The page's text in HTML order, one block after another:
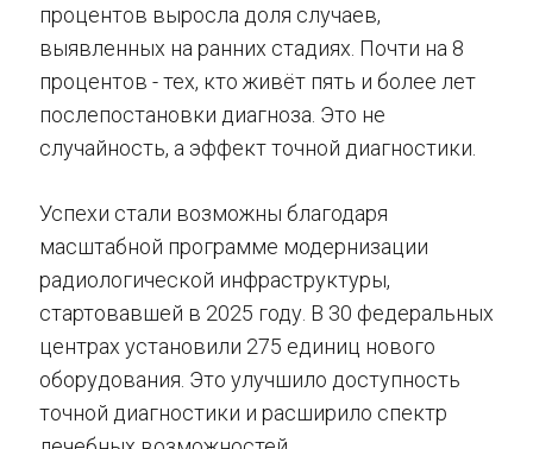
процентов выросла доля случаев,
выявленных на ранних стадиях. Почти на 8
процентов - тех, кто живёт пять и более лет
послепостановки диагноза. Это не
случайность, а эффект точной диагностики.
Успехи стали возможны благодаря
масштабной программе модернизации
радиологической инфраструктуры,
стартовавшей в 2025 году. В 30 федеральных
центрах установили 275 единиц нового
оборудования. Это улучшило доступность
точной диагностики и расширило спектр